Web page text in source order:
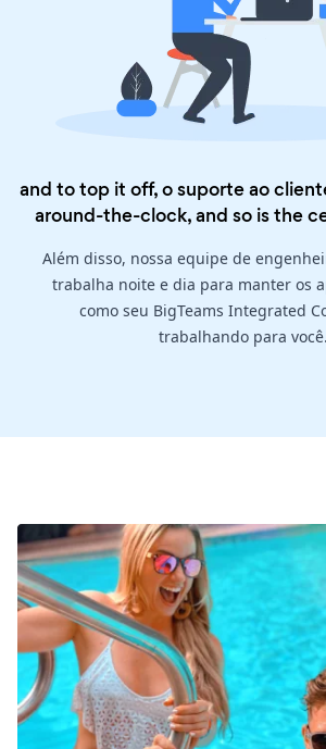
and to top it off, o suporte ao
around-the-clock, and so is the
Além disso, nossa equipe de
trabalha noite e dia para manter os
como seu BigTeams Integrated
trabalhando para você.